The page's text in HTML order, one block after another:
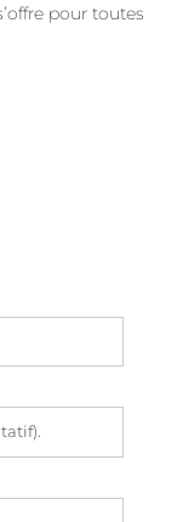
pour toutes